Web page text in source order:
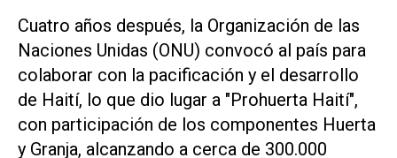
Cuatro años después, la Organización de las
Naciones Unidas (ONU) convocó al país para
colaborar con la pacificación y el desarrollo
de Haití, lo que dio lugar a "Prohuerta Haití",
con participación de los componentes Huerta
y Granja, alcanzando a cerca de 300.000